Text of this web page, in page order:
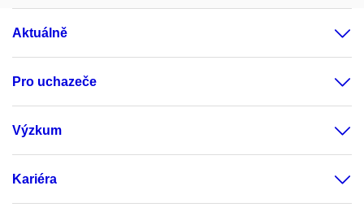
Aktuálně
Pro uchazeče
Výzkum
Kariéra